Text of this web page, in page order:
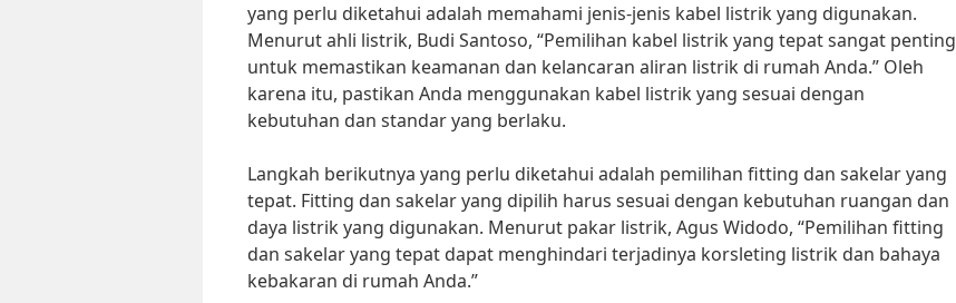
yang perlu diketahui adalah memahami jenis-jenis kabel listrik yang digunakan.
Menurut ahli listrik, Budi Santoso, “Pemilihan kabel listrik yang tepat sangat penting
untuk memastikan keamanan dan kelancaran aliran listrik di rumah Anda.” Oleh
karena itu, pastikan Anda menggunakan kabel listrik yang sesuai dengan
kebutuhan dan standar yang berlaku.
Langkah berikutnya yang perlu diketahui adalah pemilihan fitting dan sakelar yang
tepat. Fitting dan sakelar yang dipilih harus sesuai dengan kebutuhan ruangan dan
daya listrik yang digunakan. Menurut pakar listrik, Agus Widodo, “Pemilihan fitting
dan sakelar yang tepat dapat menghindari terjadinya korsleting listrik dan bahaya
kebakaran di rumah Anda.”